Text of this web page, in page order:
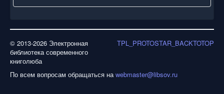
TPL_PROTOSTAR_BACKTOTOP
© 2013-2026 Электронная
библиотека современного
книголюба
По всем вопросам обращаться наwebmaster@libsov.ru